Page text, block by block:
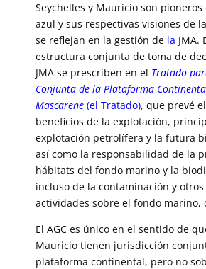
Seychelles y Mauricio son pioneros
azul y sus respectivas visiones de
se reflejan en la gestión de la JMA.
estructura conjunta de toma de
JMA se prescriben en el Tratado
Conjunta de la Plataforma
Mascarene (el Tratado), que prevé
beneficios de la explotación,
explotación petrolífera y la futura
así como la responsabilidad de la
hábitats del fondo marino y la
incluso de la contaminación y
actividades sobre el fondo marino,
El AGC es único en el sentido de
Mauricio tienen jurisdicción
plataforma continental, pero no